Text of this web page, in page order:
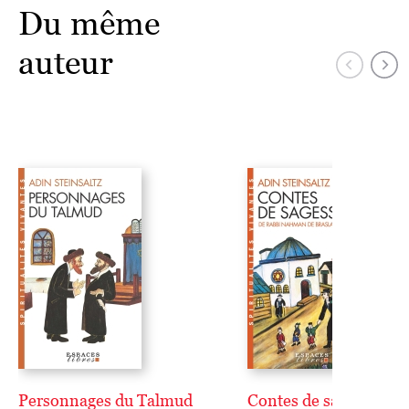
Du même
auteur
Personnages du Talmud Contes de sagesse de